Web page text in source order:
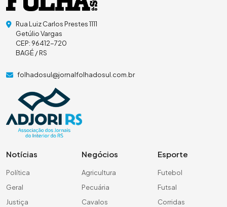
Rua Luiz Carlos Prestes 1111
Getúlio Vargas
CEP: 96412-720
BAGÉ / RS
folhadosul@jornalfolhadosul.com.br
Notícias
Política
Geral
Justiça
Negócios
Agricultura
Pecuária
Cavalos
Esporte
Futebol
Futsal
Corridas